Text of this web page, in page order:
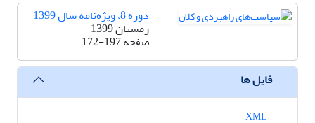
دوره 8، ویژه‌نامه سال 1399
زمستان 1399
صفحه172-197
فایل ها